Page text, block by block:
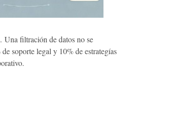
Una filtración de datos no se
soporte legal y 10% de estrategías